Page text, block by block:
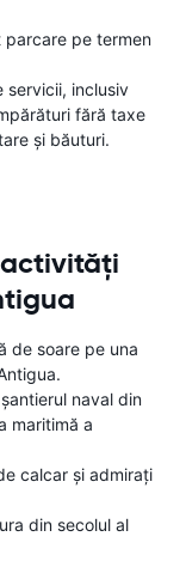
pe termen
servicii, inclusiv
fără taxe
și băuturi.
de soare pe una
naval din
maritimă a
calcar și admirați
din secolul al